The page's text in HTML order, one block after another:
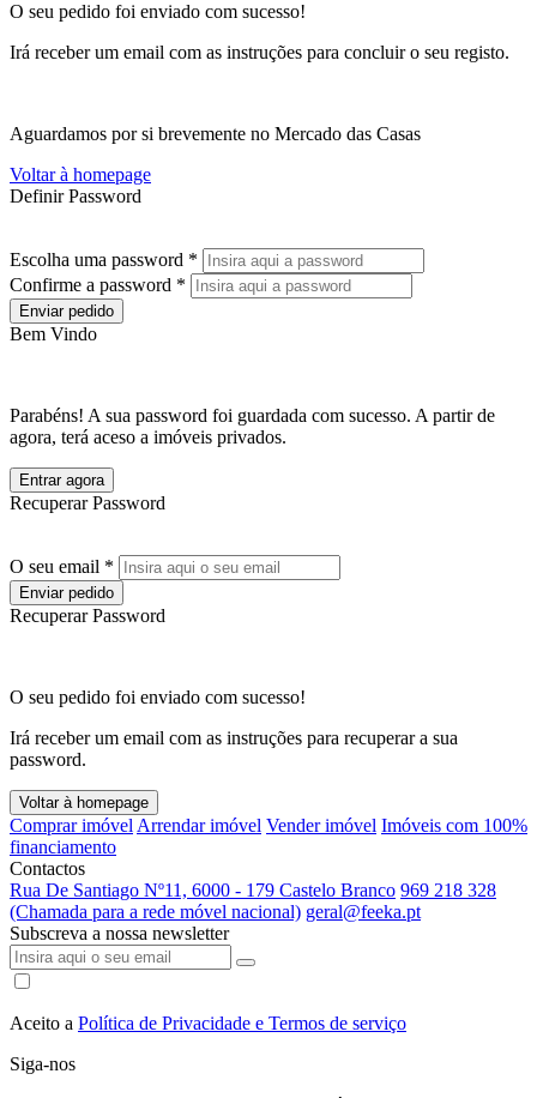
O seu pedido foi enviado com sucesso!
Irá receber um email com as instruções para concluir o seu registo.
Aguardamos por si brevemente no Mercado das Casas
Voltar à homepage
Definir Password
Escolha uma password *
Confirme a password *
Enviar pedido
Bem Vindo
Parabéns! A sua password foi guardada com sucesso. A partir de
agora, terá aceso a imóveis privados.
Entrar agora
Recuperar Password
O seu email *
Enviar pedido
Recuperar Password
O seu pedido foi enviado com sucesso!
Irá receber um email com as instruções para recuperar a sua
password.
Voltar à homepage
Comprar imóvel Arrendar imóvel Vender imóvel Imóveis com 100%
financiamento
Contactos
Rua De Santiago Nº11, 6000 - 179 Castelo Branco 969 218 328
(Chamada para a rede móvel nacional) geral@feeka.pt
Subscreva a nossa newsletter
Aceito a Política de Privacidade e Termos de serviço
Siga-nos